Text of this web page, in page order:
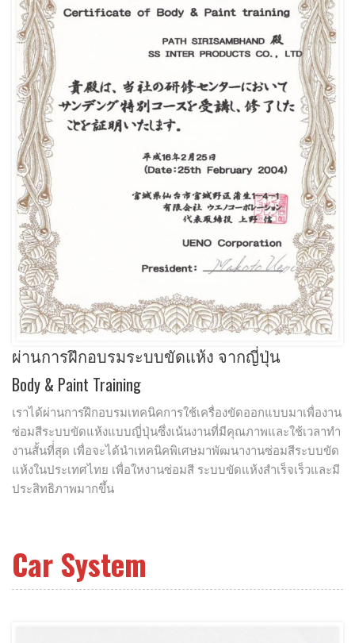
ผ่านการฝึกอบรมระบบขัดแห้ง จากญี่ปุ่น
Body & Paint Training
เราได้ผ่านการฝึกอบรมเทคนิคการใช้เครื่องขัดออกแบบมาเพื่องาน
ซ่อมสีระบบขัดแห้งแบบญี่ปุ่นซึ่งเน้นงานที่มีคุณภาพและใช้เวลาทํา
งานสั้นที่่สุด เพื่อจะได้นําเทคนิคพิเศษมาพัฒนางานซ่อมสีระบบขัด
แห้งในประเทศไทย เพื่อใหงานซ่อมสี ระบบขัดแห้งสําเร็จเร็วและมี
ประสิทธิภาพมากขึ้น
Car System